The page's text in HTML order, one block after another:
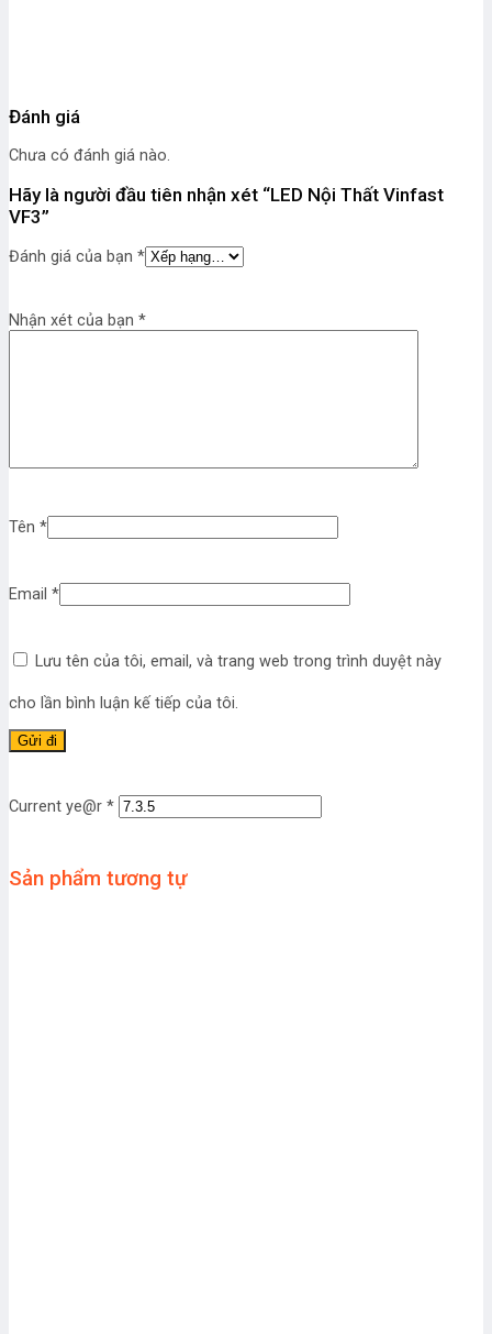
Đánh giá
Chưa có đánh giá nào.
Hãy là người đầu tiên nhận xét “LED Nội Thất Vinfast
VF3”
Đánh giá của bạn *
Nhận xét của bạn *
Tên *
Email *
Lưu tên của tôi, email, và trang web trong trình duyệt này
cho lần bình luận kế tiếp của tôi.
Current ye@r *
Sản phẩm tương tự